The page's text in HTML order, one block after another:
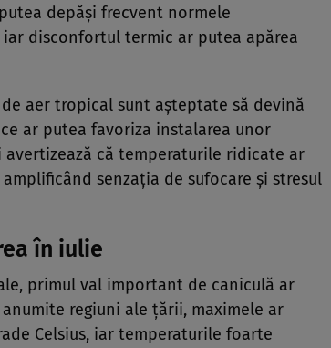
depăși frecvent normele
disconfortul termic ar putea apărea
de aer tropical sunt așteptate să devină
ar putea favoriza instalarea unor
că temperaturile ridicate ar
senzația de sufocare și stresul
în iulie
primul val important de caniculă ar
regiuni ale țării, maximele ar
Celsius, iar temperaturile foarte